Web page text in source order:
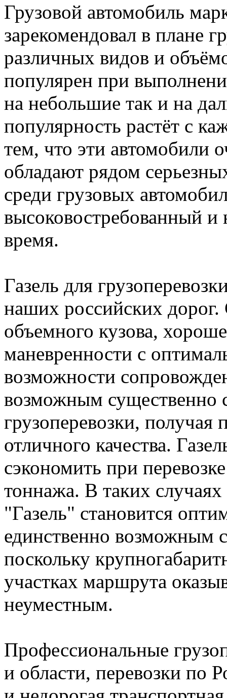
Грузовой автомобиль
зарекомендовал в плане
различных видов и
популярен при
на небольшие так и на
популярность растёт с
тем, что эти автомобили
обладают рядом
среди грузовых
высоковостребованный и
время.
Газель для
наших российских дорог.
объемного кузова,
маневренности с
возможности
возможным существенно
грузоперевозки,
отличного качества.
сэкономить при
тоннажа. В таких случаях
"Газель" становится
единственно возможным
поскольку
участках маршрута
неуместным.
Профессиональные
и области, перевозки по